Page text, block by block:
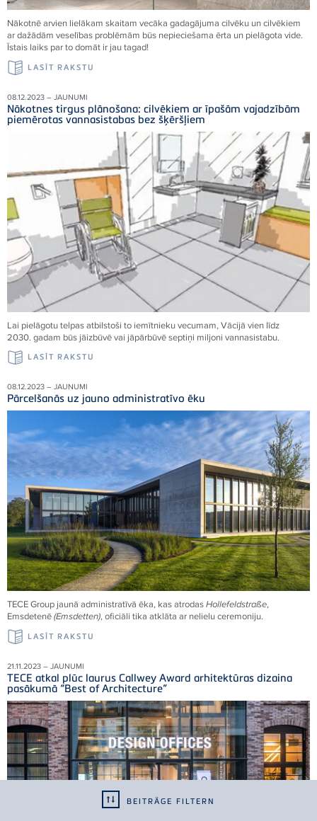
BEITRÄGE FILTERN
Nākotnē arvien lielākam skaitam vecāka gadagājuma cilvēku un cilvēkiem
ar dažādām veselības problēmām būs nepieciešama ērta un pielāgota vide.
Īstais laiks par to domāt ir jau tagad!
LASĪT RAKSTU
08.12.2023 – JAUNUMI
Nākotnes tirgus plānošana: cilvēkiem ar īpašām vajadzībām
piemērotas vannasistabas bez šķēršļiem
Lai pielāgotu telpas atbilstoši to iemītnieku vecumam, Vācijā vien līdz
2030. gadam būs jāizbūvē vai jāpārbūvē septiņi miljoni vannasistabu.
LASĪT RAKSTU
08.12.2023 – JAUNUMI
Pārcelšanās uz jauno administratīvo ēku
TECE Group jaunā administratīvā ēka, kas atrodasHollefeldstraße,
Emsdetenē(Emsdetten), oficiāli tika atklāta ar nelielu ceremoniju.
LASĪT RAKSTU
21.11.2023 – JAUNUMI
TECE atkal plūc laurus Callwey Award arhitektūras dizaina
pasākumā “Best of Architecture”